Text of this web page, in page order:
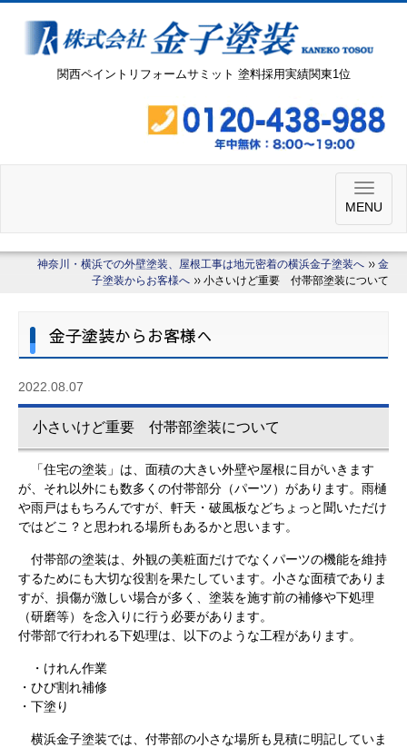
関西ペイントリフォームサミット 塗料採用実績関東1位
MENU
神奈川・横浜での外壁塗装、屋根工事は地元密着の横浜金子塗装へ
金
子塗装からお客様へ
小さいけど重要 付帯部塗装について
金子塗装からお客様へ
2022.08.07
小さいけど重要 付帯部塗装について
「住宅の塗装」は、面積の大きい外壁や屋根に目がいきます
が、それ以外にも数多くの付帯部分（パーツ）があります。雨樋
や雨戸はもちろんですが、軒天・破風板などちょっと聞いただけ
ではどこ？と思われる場所もあるかと思います。
付帯部の塗装は、外観の美粧面だけでなくパーツの機能を維持
するためにも大切な役割を果たしています。小さな面積でありま
すが、損傷が激しい場合が多く、塗装を施す前の補修や下処理
（研磨等）を念入りに行う必要があります。
付帯部で行われる下処理は、以下のような工程があります。
・けれん作業
・ひび割れ補修
・下塗り
横浜金子塗装では、付帯部の小さな場所も見積に明記していま